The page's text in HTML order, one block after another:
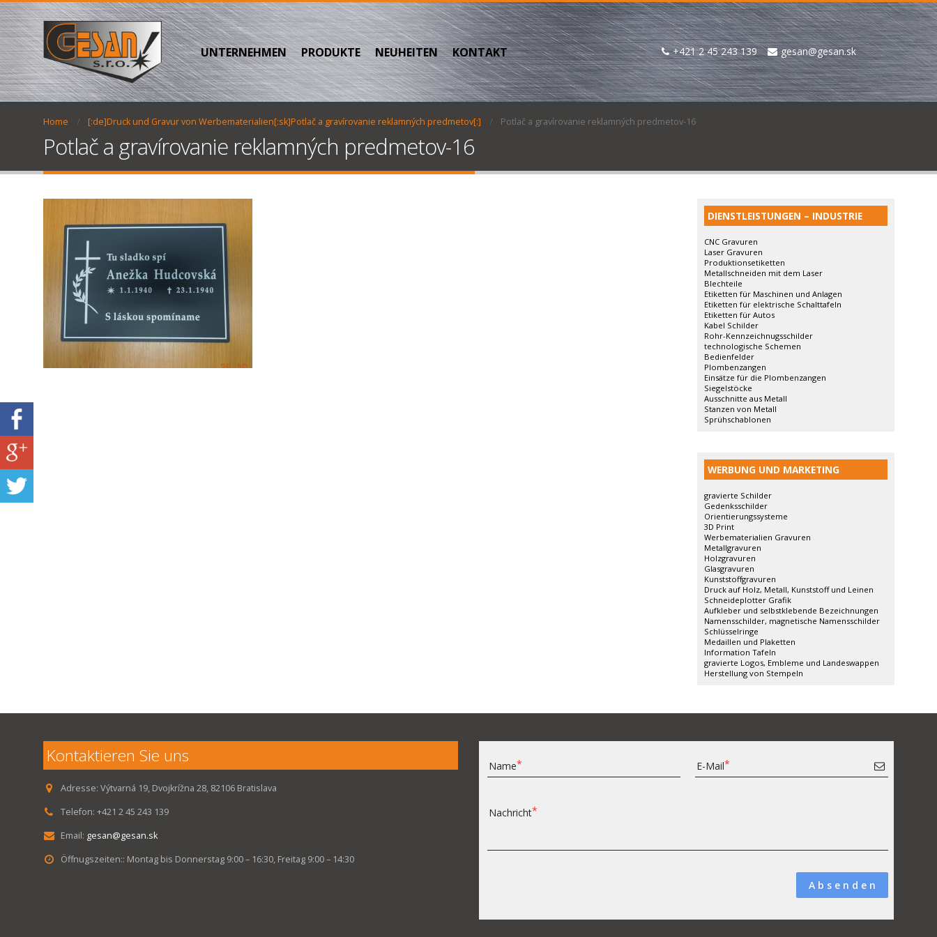
UNTERNEHMEN PRODUKTE NEUHEITEN KONTAKT +421 2 45 243 139 gesan@gesan.sk
Home [:de]Druck und Gravur von Werbematerialien[:sk]Potlač a gravírovanie reklamných predmetov[:] Potlač a gravírovanie reklamných predmetov-16
Potlač a gravírovanie reklamných predmetov-16
DIENSTLEISTUNGEN – INDUSTRIE
CNC Gravuren
Laser Gravuren
Produktionsetiketten
Metallschneiden mit dem Laser
Blechteile
Etiketten für Maschinen und Anlagen
Etiketten für elektrische Schalttafeln
Etiketten für Autos
Kabel Schilder
Rohr-Kennzeichnugsschilder
technologische Schemen
Bedienfelder
Plombenzangen
Einsätze für die Plombenzangen
Siegelstöcke
Ausschnitte aus Metall
Stanzen von Metall
Sprühschablonen
WERBUNG UND MARKETING
gravierte Schilder
Gedenksschilder
Orientierungssysteme
3D Print
Werbematerialien Gravuren
Metallgravuren
Holzgravuren
Glasgravuren
Kunststoffgravuren
Druck auf Holz, Metall, Kunststoff und Leinen
Schneideplotter Grafik
Aufkleber und selbstklebende Bezeichnungen
Namensschilder, magnetische Namensschilder
Schlüsselringe
Medaillen und Plaketten
Information Tafeln
gravierte Logos, Embleme und Landeswappen
Herstellung von Stempeln
Kontaktieren Sie uns
Adresse: Výtvarná 19, Dvojkrížna 28, 82106 Bratislava
Telefon: +421 2 45 243 139
Email: gesan@gesan.sk
Öffnugszeiten:: Montag bis Donnerstag 9:00 – 16:30, Freitag 9:00 – 14:30
Name E-Mail
Nachricht
A b s e n d e n